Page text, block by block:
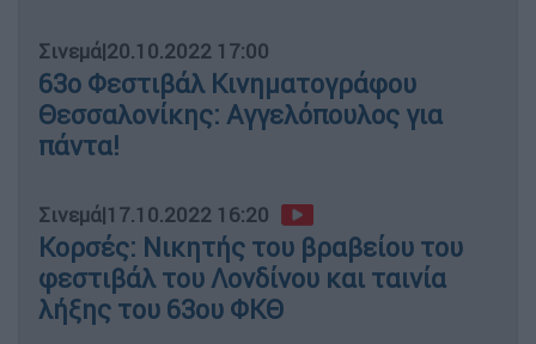
Σινεμά|20.10.2022 17:00
63ο Φεστιβάλ Κινηματογράφου
Θεσσαλονίκης: Αγγελόπουλος για
πάντα!
Σινεμά|17.10.2022 16:20
Κορσές: Νικητής του βραβείου του
φεστιβάλ του Λονδίνου και ταινία
λήξης του 63ου ΦΚΘ